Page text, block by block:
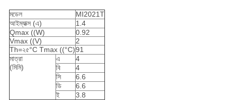
মডেল
MI2021T
আইম্যাক্স (এ)
1.4
Qmax ((W)
0.92
Vmax ((V)
2
Th=২৫°C Tmax ((°C)91
মাত্রা
(মিমি)
এ
4
বি
4
সি
6.6
ডি
6.6
ই
3.8